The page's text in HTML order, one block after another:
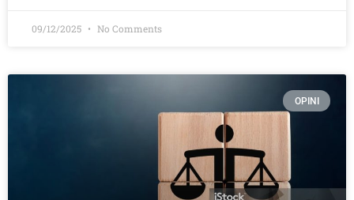
09/12/2025 No Comments
OPINI